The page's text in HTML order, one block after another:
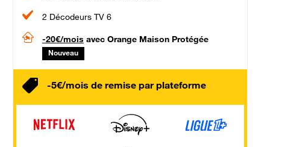
2 Décodeurs TV 6
-20€/mois avec Orange Maison Protégée
Nouveau
-5€/mois de remise par plateforme